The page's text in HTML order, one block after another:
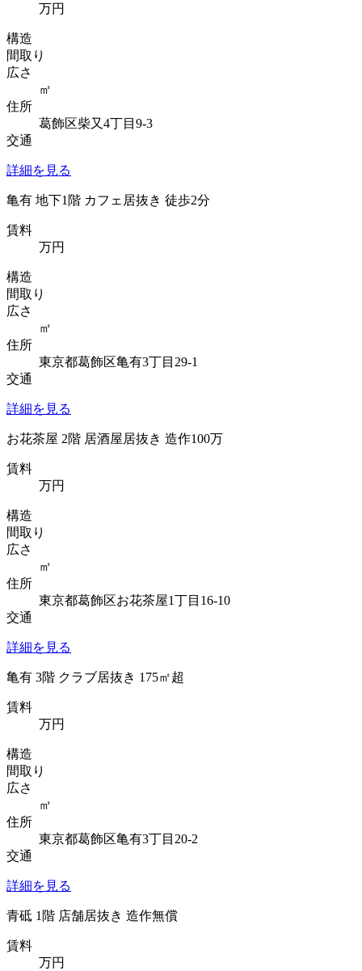
万円
構造
間取り
広さ
㎡
住所
葛飾区柴又4丁目9-3
交通
詳細を見る
亀有 地下1階 カフェ居抜き 徒歩2分
賃料
万円
構造
間取り
広さ
㎡
住所
東京都葛飾区亀有3丁目29-1
交通
詳細を見る
お花茶屋 2階 居酒屋居抜き 造作100万
賃料
万円
構造
間取り
広さ
㎡
住所
東京都葛飾区お花茶屋1丁目16-10
交通
詳細を見る
亀有 3階 クラブ居抜き 175㎡超
賃料
万円
構造
間取り
広さ
㎡
住所
東京都葛飾区亀有3丁目20-2
交通
詳細を見る
青砥 1階 店舗居抜き 造作無償
賃料
万円